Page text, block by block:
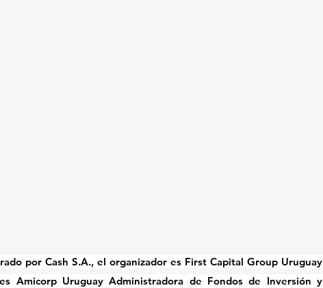
por Cash S.A., el organizador es First Capital Group Uruguay
Amicorp Uruguay Administradora de Fondos de Inversión y